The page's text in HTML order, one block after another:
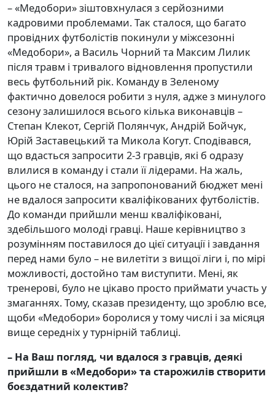
– «Медобори» зіштовхнулася з серйозними
кадровими проблемами. Так сталося, що багато
провідних футболістів покинули у міжсезонні
«Медобори», а Василь Чорний та Максим Лилик
після травм і тривалого відновлення пропустили
весь футбольний рік. Команду в Зеленому
фактично довелося робити з нуля, адже з минулого
сезону залишилося всього кілька виконавців –
Степан Клекот, Сергій Полянчук, Андрій Бойчук,
Юрій Заставецький та Микола Когут. Сподівався,
що вдасться запросити 2-3 гравців, які б одразу
влилися в команду і стали її лідерами. На жаль,
цього не сталося, на запропонований бюджет мені
не вдалося запросити кваліфікованих футболістів.
До команди прийшли менш кваліфіковані,
здебільшого молоді гравці. Наше керівництво з
розумінням поставилося до цієї ситуації і завдання
перед нами було – не вилетіти з вищої ліги і, по мірі
можливості, достойно там виступити. Мені, як
тренерові, було не цікаво просто приймати участь у
змаганнях. Тому, сказав президенту, що зроблю все,
щоби «Медобори» боролися у тому числі і за місяця
вище середніх у турнірній таблиці.
– На Ваш погляд, чи вдалося з гравців, деякі
прийшли в «Медобори» та старожилів створити
боєздатний колектив?